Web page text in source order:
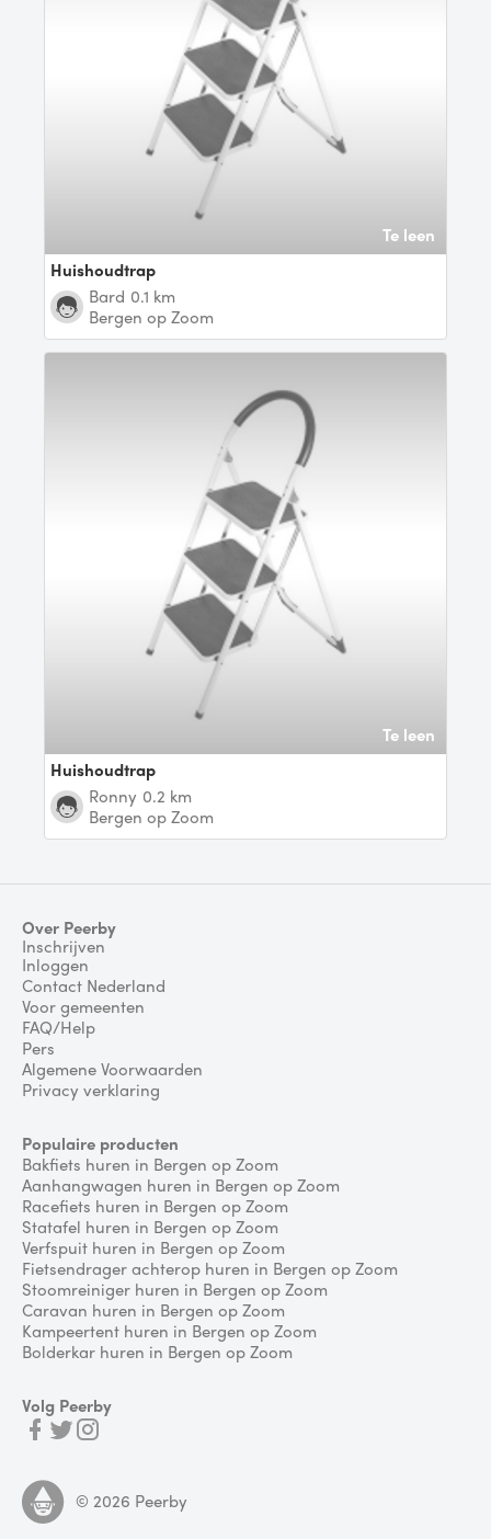
Te leen
Huishoudtrap
Bard 0.1 km
Bergen op Zoom
Te leen
Huishoudtrap
Ronny 0.2 km
Bergen op Zoom
Over Peerby
Inschrijven
Inloggen
Contact Nederland
Voor gemeenten
FAQ/Help
Pers
Algemene Voorwaarden
Privacy verklaring
Populaire producten
Bakfiets huren in Bergen op Zoom
Aanhangwagen huren in Bergen op Zoom
Racefiets huren in Bergen op Zoom
Statafel huren in Bergen op Zoom
Verfspuit huren in Bergen op Zoom
Fietsendrager achterop huren in Bergen op Zoom
Stoomreiniger huren in Bergen op Zoom
Caravan huren in Bergen op Zoom
Kampeertent huren in Bergen op Zoom
Bolderkar huren in Bergen op Zoom
Volg Peerby
© 2026 Peerby